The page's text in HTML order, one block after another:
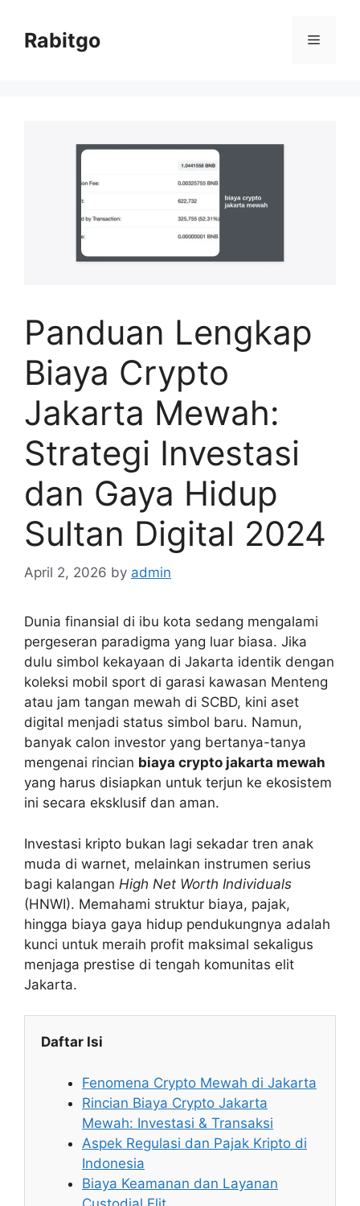
contentRabitgo Menu
Panduan Lengkap
Biaya Crypto
Jakarta Mewah:
Strategi Investasi
dan Gaya Hidup
Sultan Digital 2024
April 2, 2026 by admin
Dunia finansial di ibu kota sedang mengalami
pergeseran paradigma yang luar biasa. Jika
dulu simbol kekayaan di Jakarta identik dengan
koleksi mobil sport di garasi kawasan Menteng
atau jam tangan mewah di SCBD, kini aset
digital menjadi status simbol baru. Namun,
banyak calon investor yang bertanya-tanya
mengenai rincian biaya crypto jakarta mewah
yang harus disiapkan untuk terjun ke ekosistem
ini secara eksklusif dan aman.
Investasi kripto bukan lagi sekadar tren anak
muda di warnet, melainkan instrumen serius
bagi kalangan High Net Worth Individuals
(HNWI). Memahami struktur biaya, pajak,
hingga biaya gaya hidup pendukungnya adalah
kunci untuk meraih profit maksimal sekaligus
menjaga prestise di tengah komunitas elit
Jakarta.
Daftar Isi
Fenomena Crypto Mewah di Jakarta
Rincian Biaya Crypto Jakarta
Mewah: Investasi & Transaksi
Aspek Regulasi dan Pajak Kripto di
Indonesia
Biaya Keamanan dan Layanan